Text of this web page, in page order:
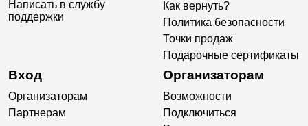
Написать в службу
поддержки
Как вернуть?
Политика безопасности
Точки продаж
Подарочные сертификаты
Вход
Организаторам
Партнерам
Организаторам
Возможности
Подключиться